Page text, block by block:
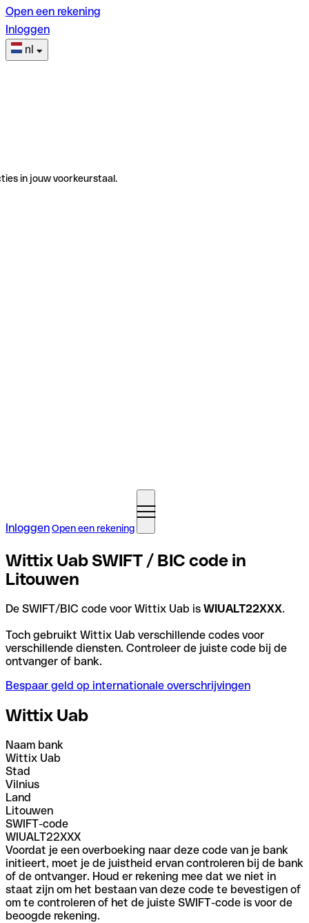
Open een rekening
Inloggen
nl
in jouw voorkeurstaal.
InloggenOpen een rekening
Wittix Uab SWIFT / BIC code in
Litouwen
De SWIFT/BIC code voor Wittix Uab is WIUALT22XXX.
Toch gebruikt Wittix Uab verschillende codes voor
verschillende diensten. Controleer de juiste code bij de
ontvanger of bank.
Bespaar geld op internationale overschrijvingen
Wittix Uab
Naam bank
Wittix Uab
Stad
Vilnius
Land
Litouwen
SWIFT-code
WIUALT22XXX
Voordat je een overboeking naar deze code van je bank
initieert, moet je de juistheid ervan controleren bij de bank
of de ontvanger. Houd er rekening mee dat we niet in
staat zijn om het bestaan van deze code te bevestigen of
om te controleren of het de juiste SWIFT-code is voor de
beoogde rekening.